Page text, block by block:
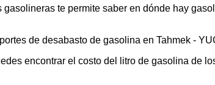
gasolineras te permite saber en dónde hay
de desabasto de gasolina en Tahmek -
encontrar el costo del litro de gasolina de